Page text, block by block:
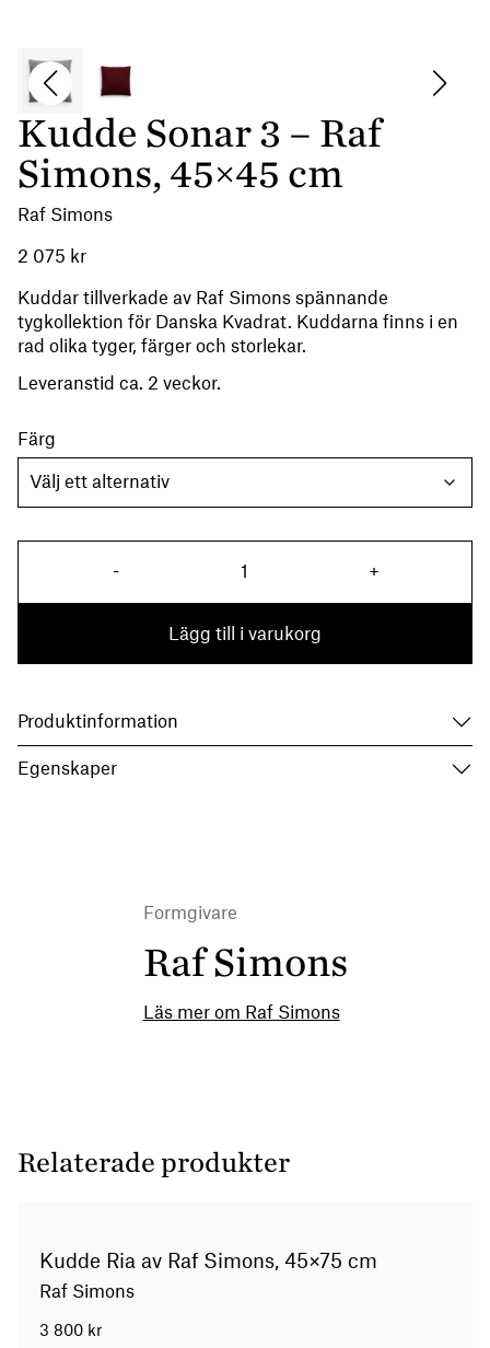
Kudde Sonar 3 – Raf
Simons, 45×45 cm
Raf Simons
2 075 kr
Kuddar tillverkade av Raf Simons spännande
tygkollektion för Danska Kvadrat. Kuddarna finns i en
rad olika tyger, färger och storlekar.
Leveranstid ca. 2 veckor.
Färg
- Kudde Sonar 3 - Raf Simons,
+
Lägg till i varukorg
Produktinformation
Egenskaper
Formgivare
Raf Simons
Läs mer om Raf Simons
Relaterade produkter
Kudde Ria av Raf Simons, 45×75 cm
Raf Simons
3 800 kr